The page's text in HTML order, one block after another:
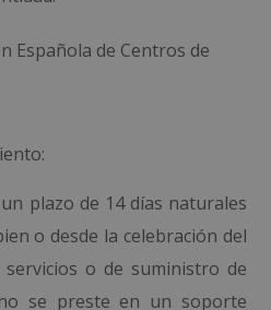
Española de Centros de
plazo de 14 días naturales
o desde la celebración del
o de suministro de
se preste en un soporte